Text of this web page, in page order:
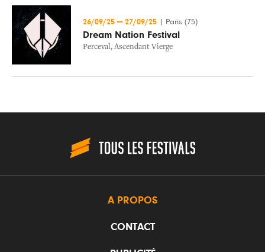
26/09/25 — 27/09/25 Paris (75)
Dream Nation Festival
Perceval, Ascendant Vierge
A PROPOS
CONTACT